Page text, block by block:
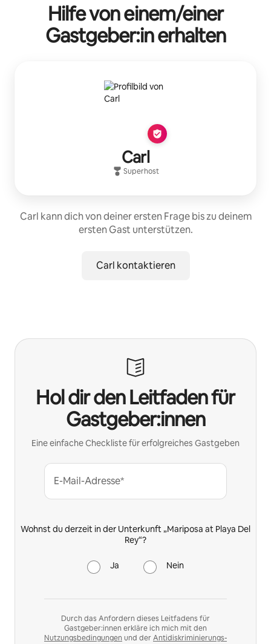
Hilfe von einem/einer
Gastgeber:in erhalten
Carl
Superhost
Carl kann dich von deiner ersten Frage bis zu deinem
ersten Gast unterstützen.
Carl kontaktieren
Hol dir den Leitfaden für
Gastgeber:innen
Eine einfache Checkliste für erfolgreiches Gastgeben
E-Mail-Adresse*
Wohnst du derzeit in der Unterkunft „Mariposa at Playa Del
Rey“?
Ja Nein
Durch das Anfordern dieses Leitfadens für
Gastgeber:innen erkläre ich mich mit den
Nutzungsbedingungen und der Antidiskriminierungs-